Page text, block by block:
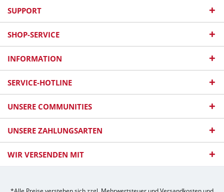
SUPPORT
SHOP-SERVICE
INFORMATION
SERVICE-HOTLINE
UNSERE COMMUNITIES
UNSERE ZAHLUNGSARTEN
WIR VERSENDEN MIT